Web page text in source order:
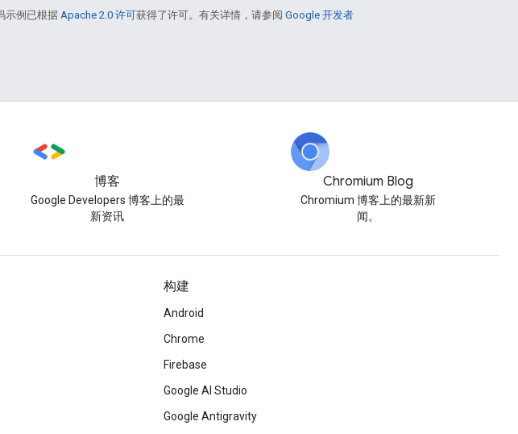
示例已根据 Apache 2.0 许可获得了许可。有关详情，请参阅 Google 开发者
博客
Google Developers 博客上的最
新资讯
Chromium Blog
Chromium 博客上的最新新
闻。
构建
Android
Chrome
Firebase
Google AI Studio
Google Antigravity